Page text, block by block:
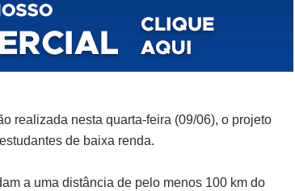
realizada nesta quarta-feira (09/06), o projeto
de baixa renda.
a uma distância de pelo menos 100 km do